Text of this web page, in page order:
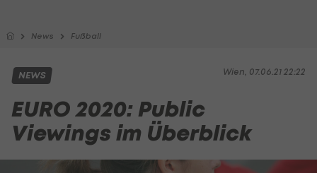
News Fußball
Wien, 07.06.21 22:22
NEWS
EURO 2020: Public
Viewings im Überblick